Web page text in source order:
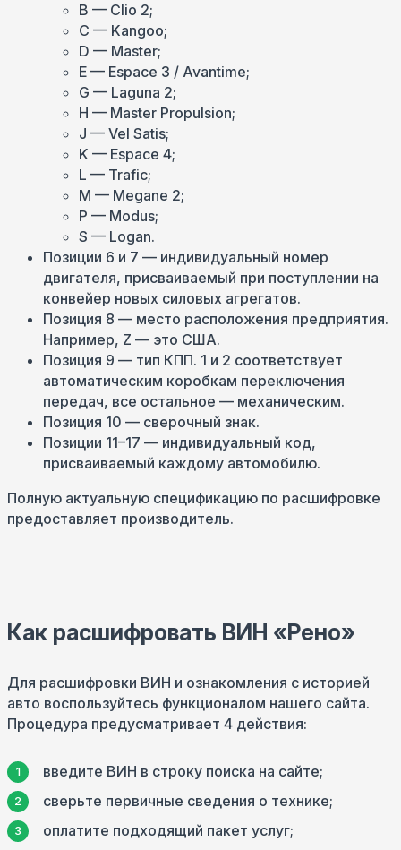
B — Clio 2;
C — Kangoo;
D — Master;
E — Espace 3 / Avantime;
G — Laguna 2;
H — Master Propulsion;
J — Vel Satis;
K — Espace 4;
L — Trafic;
M — Megane 2;
P — Modus;
S — Logan.
Позиции 6 и 7 — индивидуальный номер
двигателя, присваиваемый при поступлении на
конвейер новых силовых агрегатов.
Позиция 8 — место расположения предприятия.
Например, Z — это США.
Позиция 9 — тип КПП. 1 и 2 соответствует
автоматическим коробкам переключения
передач, все остальное — механическим.
Позиция 10 — сверочный знак.
Позиции 11–17 — индивидуальный код,
присваиваемый каждому автомобилю.
Полную актуальную спецификацию по расшифровке
предоставляет производитель.
Как расшифровать ВИН «Рено»
Для расшифровки ВИН и ознакомления с историей
авто воспользуйтесь функционалом нашего сайта.
Процедура предусматривает 4 действия:
введите ВИН в строку поиска на сайте;
сверьте первичные сведения о технике;
оплатите подходящий пакет услуг;